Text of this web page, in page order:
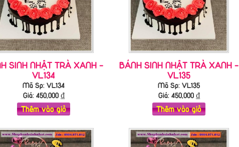
SINH NHẬT TRÀ XANH -
VL134
Mã Sp: VL134
Giá: 450,000₫
Thêm vào giỏ
BÁNH SINH NHẬT TRÀ XANH -
VL135
Mã Sp: VL135
Giá: 450,000₫
Thêm vào giỏ